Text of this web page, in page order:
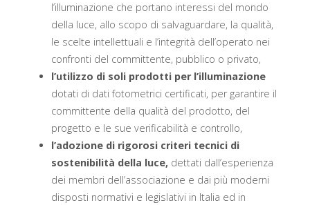
l’illuminazione che portano interessi del mondo
della luce, allo scopo di salvaguardare, la qualità,
le scelte intellettuali e l’integrità dell’operato nei
confronti del committente, pubblico o privato,
l’utilizzo di soli prodotti per l’illuminazione
dotati di dati fotometrici certificati, per garantire il
committente della qualità del prodotto, del
progetto e le sue verificabilità e controllo,
l’adozione di rigorosi criteri tecnici di
sostenibilità della luce, dettati dall’esperienza
dei membri dell’associazione e dai più moderni
disposti normativi e legislativi in Italia ed in